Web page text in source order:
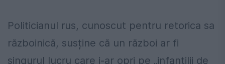
Politicianul rus, cunoscut pentru retorica sa
războinică, susține că un război ar fi
singurul lucru care i-ar opri pe „infantilii de